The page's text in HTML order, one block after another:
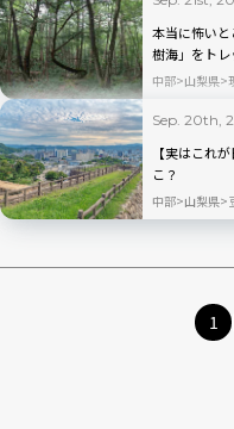
本当に怖い
樹海」をトレ
中部 山梨県
Sep. 20th,
【実はこれ
こ？
中部 山梨県
1